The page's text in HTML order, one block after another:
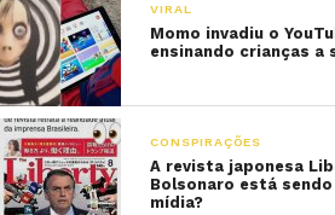
VIRAL
Momo invadiu o
ensinando crianças a
CONSPIRAÇÕES
A revista japonesa
Bolsonaro está
mídia?